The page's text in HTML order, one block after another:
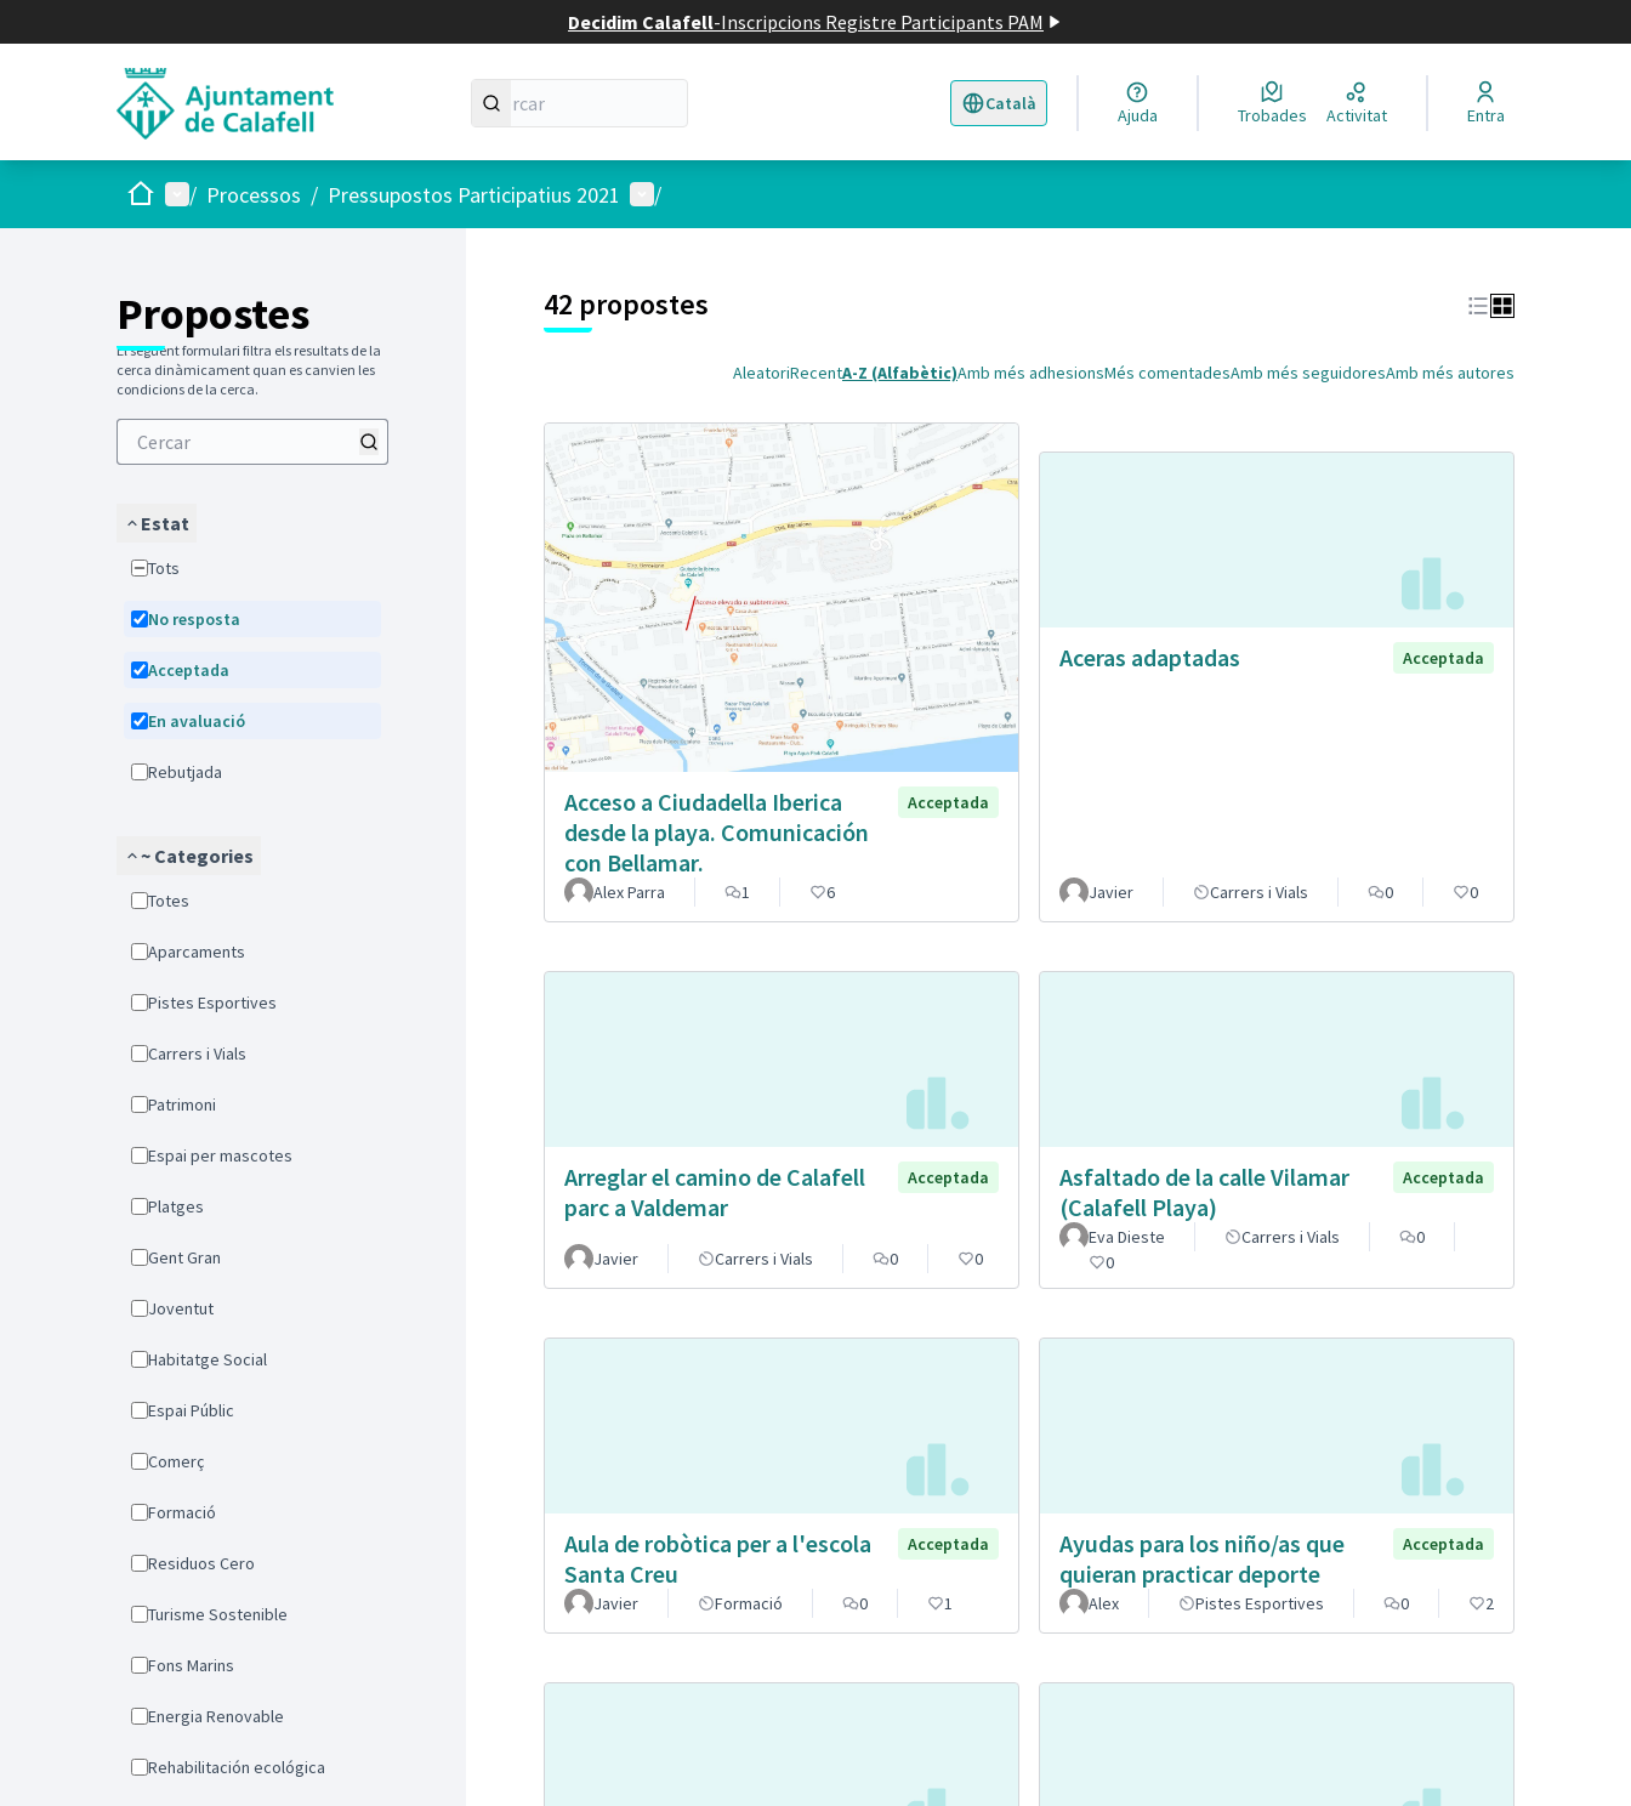
Decidim Calafell-Inscripcions Registre Participants PAM
Català
Triar la llengua Elegir el idioma
Ajuda Trobades Activitat Entra
Inici Menú principal
/ Processos / Pressupostos Participatius 2021 Menú d'usuari
/
Propostes
El següent formulari filtra els resultats de la
cerca dinàmicament quan es canvien les
condicions de la cerca.
Estat
Tots
No resposta
Acceptada
En avaluació
Rebutjada
~ Categories
Totes
Aparcaments
Pistes Esportives
Carrers i Vials
Patrimoni
Espai per mascotes
Platges
Gent Gran
Joventut
Habitatge Social
Espai Públic
Comerç
Formació
Residuos Cero
Turisme Sostenible
Fons Marins
Energia Renovable
Rehabilitación ecológica
42 propostes
AleatoriRecentA-Z (Alfabètic)Amb més adhesionsMés comentadesAmb més seguidoresAmb més autores
Acceso a Ciudadella Iberica
desde la playa. Comunicación
con Bellamar.
Acceptada
Alex Parra 1 6
Aceras adaptadas Acceptada
Javier Carrers i Vials 0 0
Arreglar el camino de Calafell
parc a Valdemar
Acceptada
Javier Carrers i Vials 0 0
Asfaltado de la calle Vilamar
(Calafell Playa)
Acceptada
Eva Dieste Carrers i Vials
0
0
Aula de robòtica per a l'escola
Santa Creu
Acceptada
Javier Formació 0 1
Ayudas para los niño/as que
quieran practicar deporte
Acceptada
Alex Pistes Esportives 0 2